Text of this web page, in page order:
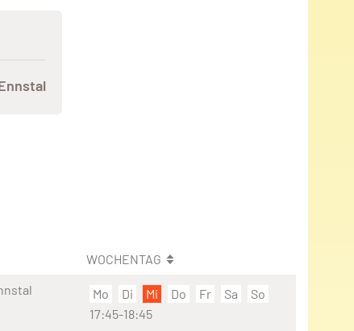
WOCHENTAG
Mo Di Mi Do Fr Sa
So
17:45-18:45